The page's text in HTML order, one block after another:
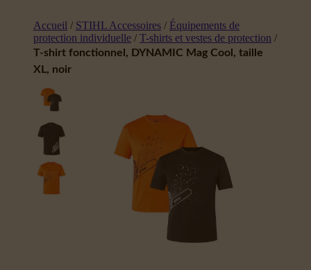
Accueil / STIHL Accessoires / Équipements de
protection individuelle / T-shirts et vestes de protection /
T-shirt fonctionnel, DYNAMIC Mag Cool, taille
XL, noir